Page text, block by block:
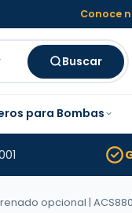
Conoce
Buscar
para Bombas
opcional |